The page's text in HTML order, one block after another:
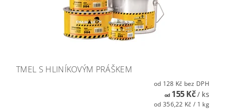
TMEL S HLINÍKOVÝM PRÁŠKEM
od 128 Kč bez DPH
od155 Kč/ ks
od 356,22 Kč / 1 kg